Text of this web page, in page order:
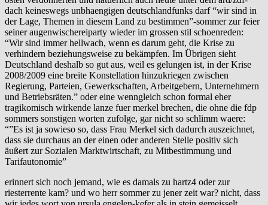
dach keineswegs unbhaengigen deutschlandfunks darf “wir sind in
der Lage, Themen in diesem Land zu bestimmen”-sommer zur feier
seiner augenwischereiparty wieder im grossen stil schoenreden:
“Wir sind immer hellwach, wenn es darum geht, die Krise zu
verhindern beziehungsweise zu bekämpfen. Im Übrigen sieht
Deutschland deshalb so gut aus, weil es gelungen ist, in der Krise
2008/2009 eine breite Konstellation hinzukriegen zwischen
Regierung, Parteien, Gewerkschaften, Arbeitgebern, Unternehmern
und Betriebsräten.” oder eine wenngleich schon formal eher
tragikomisch wirkende lanze fuer merkel brechen, die ohne die fdp
sommers sonstigen worten zufolge, gar nicht so schlimm waere:
“”Es ist ja sowieso so, dass Frau Merkel sich dadurch auszeichnet,
dass sie durchaus an der einen oder anderen Stelle positiv sich
äußert zur Sozialen Marktwirtschaft, zu Mitbestimmung und
Tarifautonomie”
erinnert sich noch jemand, wie es damals zu hartz4 oder zur
riesterrente kam? und wo herr sommer zu jener zeit war? nicht, dass